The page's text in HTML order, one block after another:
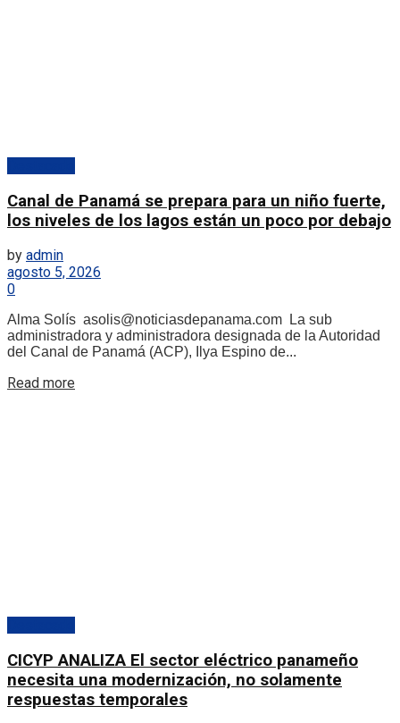
Canal de Panamá se prepara para un niño fuerte,
los niveles de los lagos están un poco por debajo
by admin
agosto 5, 2026
0
Alma Solís asolis@noticiasdepanama.com La sub
administradora y administradora designada de la Autoridad
del Canal de Panamá (ACP), Ilya Espino de...
Read more
CICYP ANALIZA El sector eléctrico panameño
necesita una modernización, no solamente
respuestas temporales